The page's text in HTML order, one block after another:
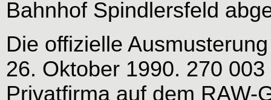
Bahnhof Spindlersfeld
Die offizielle
26. Oktober 1990. 270
Privatfirma auf dem RAW-